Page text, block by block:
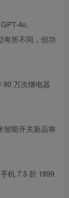
4o、
有所不同，但功
80 万次继电器
智能开关新品将
机 7.5 折 1899